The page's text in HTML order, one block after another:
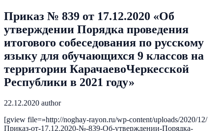
Приказ № 839 от 17.12.2020 «Об
утверждении Порядка проведения
итогового собеседования по русскому
языку для обучающихся 9 классов на
территории Карачаево­Черкесской
Республики в 2021 году»
22.12.2020 author
[gview file=»http://noghay-rayon.ru/wp-content/uploads/2020/12/
Приказ-от-17.12.2020-№-839-Об-утверждении-Порядка-